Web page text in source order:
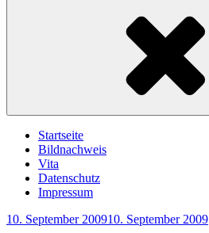
Startseite
Bildnachweis
Vita
Datenschutz
Impressum
Veröffentlicht
10. September 200910. September 2009